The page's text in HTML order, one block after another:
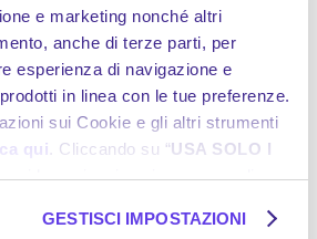
e marketing nonché altri
anche di terze parti, per
esperienza di navigazione e
in linea con le tue preferenze.
sui Cookie e gli altri strumenti
qui . Cliccando su “USA SOLO I
la navigazione in assenza di
al posizionamento e
GESTISCI IMPOSTAZIONI
due ruote in contesti urbani
obsoleto da rottamare
unamobilità più sostenibile
alternativo all’auto per brevi tragitti
sonoesenti dal bollo per 5
e possono accedere alle zone a